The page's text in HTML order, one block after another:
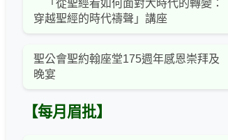
「從聖經看如何面對大時代的轉變：
穿越聖經的時代禱聲」講座
聖公會聖約翰座堂175週年感恩崇拜及
晚宴
【每月眉批】